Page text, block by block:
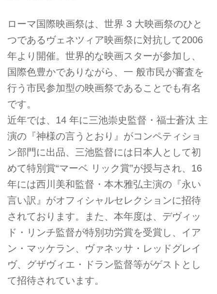
ローマ国際映画祭は、世界 3 大映画祭のひと
つであるヴェネツィア映画祭に対抗して2006
年より開催。世界的な映画スターが参加し、
国際色豊かでありながら、一 般市民が審査を
行う市民参加型の映画祭であることでも有名
です。
近年では、14 年に三池崇史監督・福士蒼汰 主
演の『神様の言うとおり』がコンペティショ
ン部門に出品、三池監督には日本人として初
めて特別賞“マーベ リック賞”が授与され、16
年には西川美和監督・本木雅弘主演の『永い
言い訳』がオフィシャルセレクションに招待
されております。また、本年度は、デヴィッ
ド・リンチ監督が特別功労賞を受賞し、イア
ン・マッケラン、ヴァネッサ・レッドグレイ
ヴ、グザヴィエ・ドラン監督等がゲストとし
て招待されています。